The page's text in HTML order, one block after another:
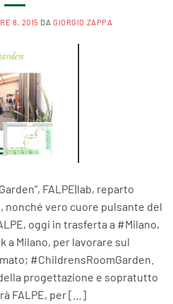
8, 2015 DAGIORGIO ZAPPA
FALPE|lab, reparto
nonché vero cuore pulsante del
oggi in trasferta a #Milano,
a Milano, per lavorare sul
#ChildrensRoomGarden.
progettazione e sopratutto
FALPE, per […]